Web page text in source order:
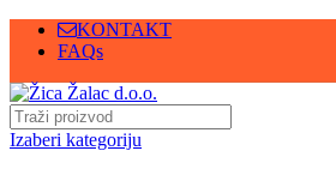
KONTAKT
FAQs
Izaberi kategoriju